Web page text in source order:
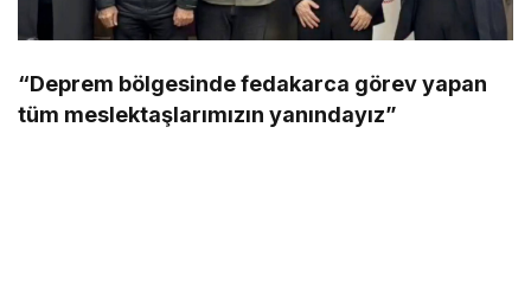
“Deprem bölgesinde fedakarca görev yapan
tüm meslektaşlarımızın yanındayız”